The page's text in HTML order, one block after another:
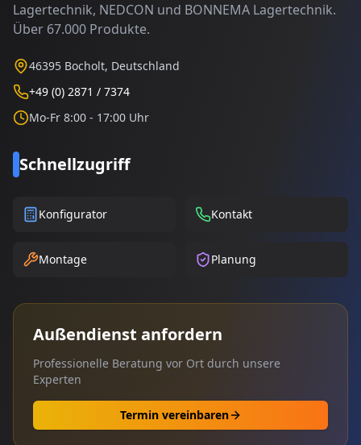
Lagertechnik, NEDCON und BONNEMA Lagertechnik.
Über 67.000 Produkte.
46395 Bocholt, Deutschland
+49 (0) 2871 / 7374
Mo-Fr 8:00 - 17:00 Uhr
Schnellzugriff
Konfigurator Kontakt
Montage Planung
Außendienst anfordern
Professionelle Beratung vor Ort durch unsere
Experten
Termin vereinbaren